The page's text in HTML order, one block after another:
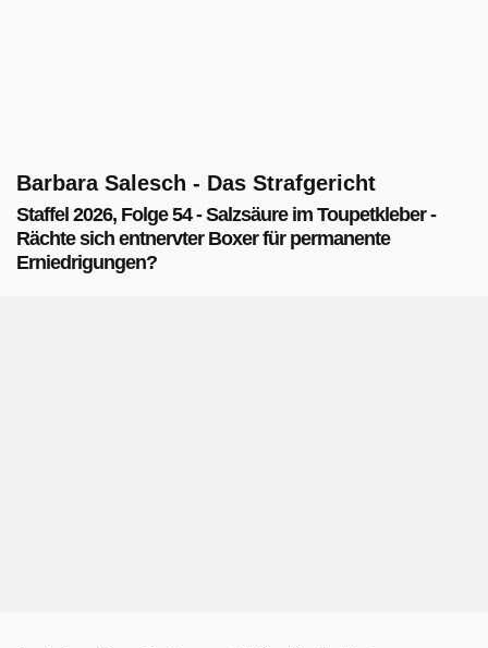
Barbara Salesch - Das Strafgericht
Staffel 2026, Folge 54 - Salzsäure im Toupetkleber -
Rächte sich entnervter Boxer für permanente
Erniedrigungen?